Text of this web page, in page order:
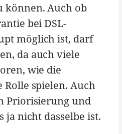
können. Auch ob
bei DSL-
möglich ist, darf
da auch viele
wie die
Rolle spielen. Auch
Priorisierung und
ja nicht dasselbe ist.